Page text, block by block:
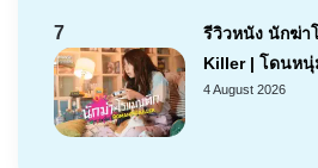
7
รีวิวหนัง นักฆ่า
Killer | โดนหนุ่
4 August 2026